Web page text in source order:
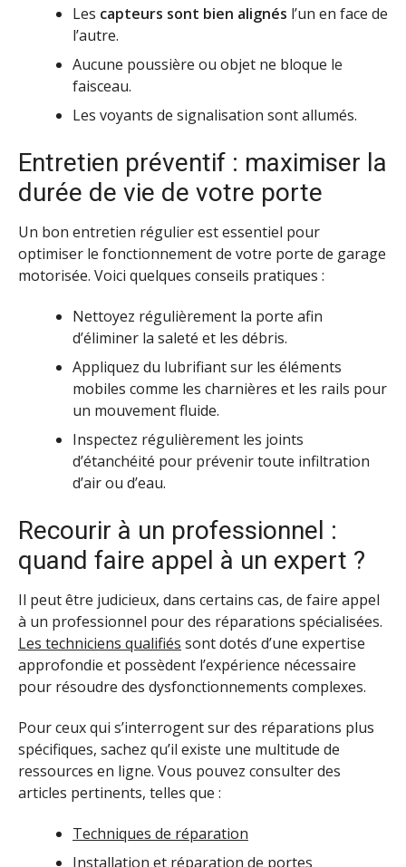
Les capteurs sont bien alignés l’un en face de
l’autre.
Aucune poussière ou objet ne bloque le
faisceau.
Les voyants de signalisation sont allumés.
Entretien préventif : maximiser la
durée de vie de votre porte
Un bon entretien régulier est essentiel pour
optimiser le fonctionnement de votre porte de garage
motorisée. Voici quelques conseils pratiques :
Nettoyez régulièrement la porte afin
d’éliminer la saleté et les débris.
Appliquez du lubrifiant sur les éléments
mobiles comme les charnières et les rails pour
un mouvement fluide.
Inspectez régulièrement les joints
d’étanchéité pour prévenir toute infiltration
d’air ou d’eau.
Recourir à un professionnel :
quand faire appel à un expert ?
Il peut être judicieux, dans certains cas, de faire appel
à un professionnel pour des réparations spécialisées.
Les techniciens qualifiés sont dotés d’une expertise
approfondie et possèdent l’expérience nécessaire
pour résoudre des dysfonctionnements complexes.
Pour ceux qui s’interrogent sur des réparations plus
spécifiques, sachez qu’il existe une multitude de
ressources en ligne. Vous pouvez consulter des
articles pertinents, telles que :
Techniques de réparation
Installation et réparation de portes